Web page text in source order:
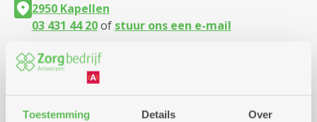
Toestemming Details Over
2950 Kapellen
03 431 44 20of stuur ons een e-mail
Vraag jouw vervoer aan
tram of bus